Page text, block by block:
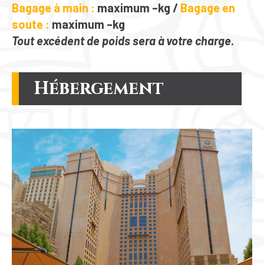
Bagage à main : maximum –kg / Bagage en
soute : maximum –kg
Tout excédent de poids sera à votre charge.
Hébergement